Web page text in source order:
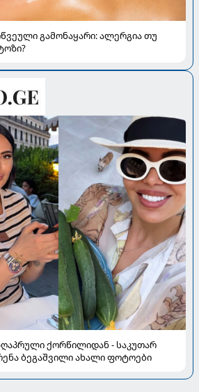
გამონაყარი: ალერგია თუ
ქორწილიდან - საკუთარ
ბეგაშვილი ახალი ფოტოები